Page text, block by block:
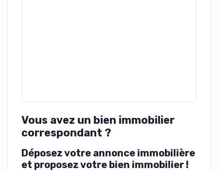
Vous avez un bien immobilier
correspondant ?
Déposez votre annonce immobilière
et proposez votre bien immobilier !